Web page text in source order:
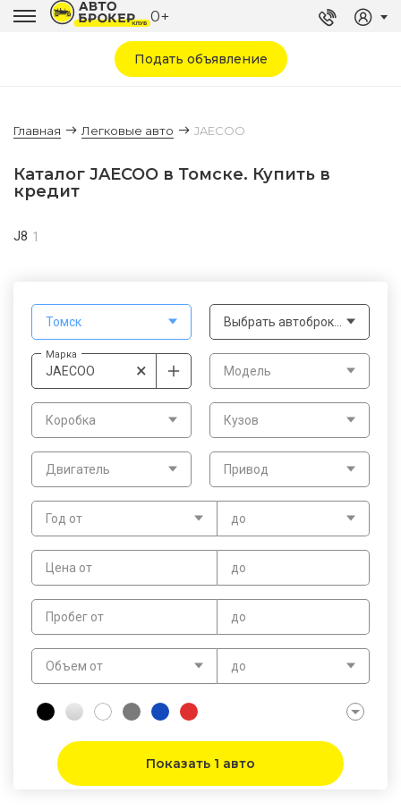
0+
Подать объявление
Главная Легковые авто JAECOO
Каталог JAECOO в Томске. Купить в
кредит
Томск
Марка
×
JAECOO Модель
Год от до
Цена от до
Коробка
Пробег от до
Объем от до
Кузов
Двигатель Привод
Показать 1 авто
J8 1